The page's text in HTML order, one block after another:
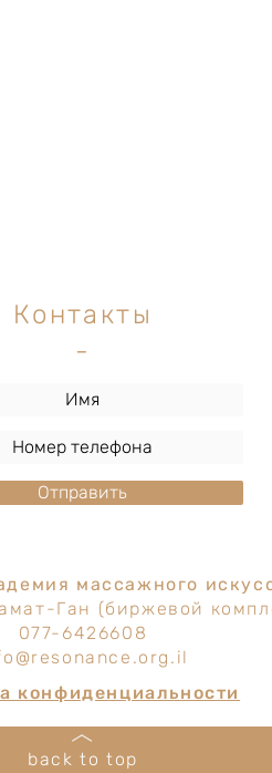
Контакты
-
Отправить
массажного
Ган (биржевой
077-6426608
конфиденциальности
back to top